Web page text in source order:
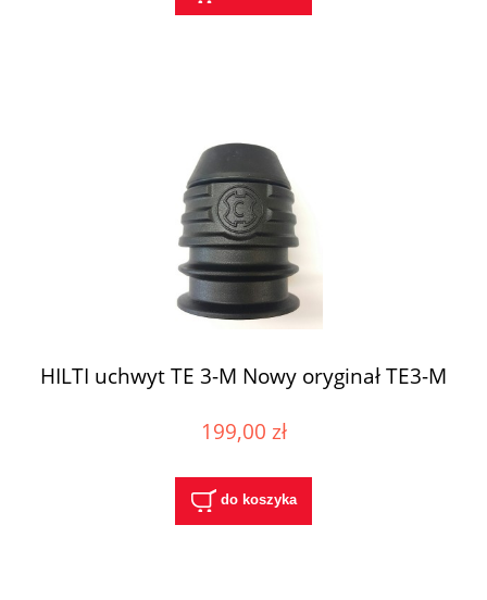
HILTI uchwyt TE 3-M Nowy oryginał TE3-M
199,00 zł
do koszyka